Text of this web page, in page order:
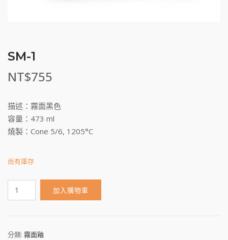
SM-1
NT$755
描述：霧面黑色
容量：473 ml
燒製：Cone 5/6, 1205°C
尚有庫存
加入購物車
分類: 霧面釉